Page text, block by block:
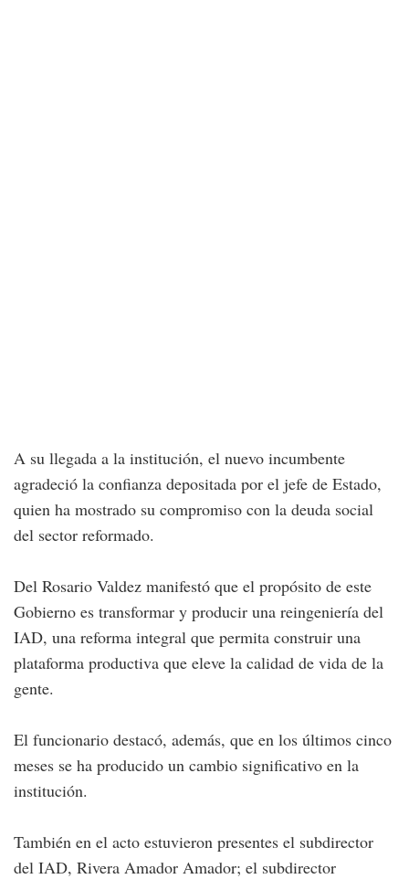
A su llegada a la institución, el nuevo incumbente
agradeció la confianza depositada por el jefe de Estado,
quien ha mostrado su compromiso con la deuda social
del sector reformado.
Del Rosario Valdez manifestó que el propósito de este
Gobierno es transformar y producir una reingeniería del
IAD, una reforma integral que permita construir una
plataforma productiva que eleve la calidad de vida de la
gente.
El funcionario destacó, además, que en los últimos cinco
meses se ha producido un cambio significativo en la
institución.
También en el acto estuvieron presentes el subdirector
del IAD, Rivera Amador Amador; el subdirector